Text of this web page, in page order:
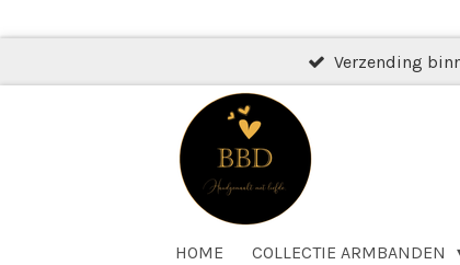
naar
Verzending
HOME COLLECTIE ARMBANDEN